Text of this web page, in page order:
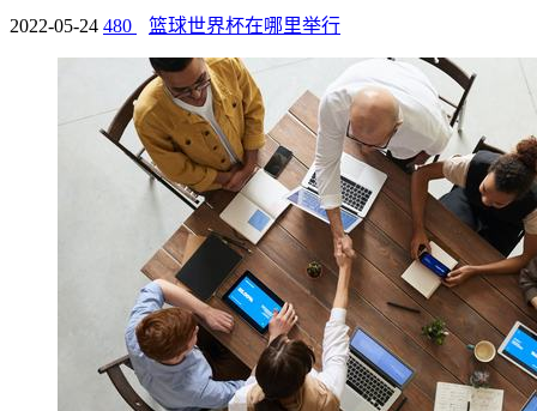
2022-05-24 480 篮球世界杯在哪里举行